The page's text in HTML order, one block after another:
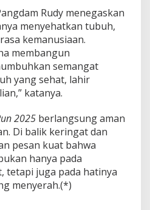
Rudy menegaskan
menyehatkan tubuh,
kemanusiaan.
membangun
semangat
yang sehat, lahir
katanya.
2025 berlangsung aman
Di balik keringat dan
pesan kuat bahwa
hanya pada
tetapi juga pada hatinya
menyerah.(*)